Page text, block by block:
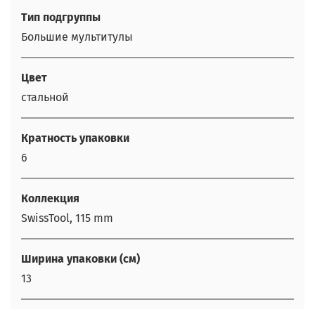
Тип подгруппы
Большие мультитулы
Цвет
стальной
Кратность упаковки
6
Коллекция
SwissTool, 115 mm
Ширина упаковки (см)
13